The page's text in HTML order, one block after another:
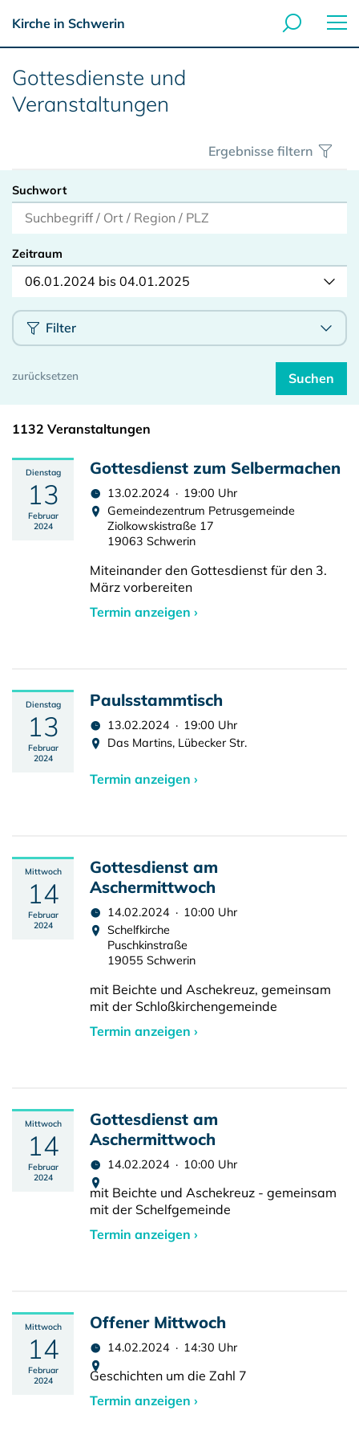
Kirche in Schwerin
Gottesdienste und
Veranstaltungen
Ergebnisse filtern
Suchwort
Zeitraum
06.01.2024 bis 04.01.2025
Filter
1132 Veranstaltungen
Dienstag
13
Februar
2024
Gottesdienst zum Selbermachen
13.02.2024 · 19:00 Uhr
Gemeindezentrum Petrusgemeinde
Ziolkowskistraße 17
19063 Schwerin
Miteinander den Gottesdienst für den 3.
März vorbereiten
Termin anzeigen ›
Dienstag
13
Februar
2024
Paulsstammtisch
13.02.2024 · 19:00 Uhr
Das Martins, Lübecker Str.
Termin anzeigen ›
Mittwoch
14
Februar
2024
Gottesdienst am
Aschermittwoch
14.02.2024 · 10:00 Uhr
Schelfkirche
Puschkinstraße
19055 Schwerin
mit Beichte und Aschekreuz, gemeinsam
mit der Schloßkirchengemeinde
Termin anzeigen ›
Mittwoch
14
Februar
2024
Gottesdienst am
Aschermittwoch
14.02.2024 · 10:00 Uhr
mit Beichte und Aschekreuz - gemeinsam
mit der Schelfgemeinde
Termin anzeigen ›
Mittwoch
14
Februar
2024
Offener Mittwoch
14.02.2024 · 14:30 Uhr
Geschichten um die Zahl 7
Termin anzeigen ›